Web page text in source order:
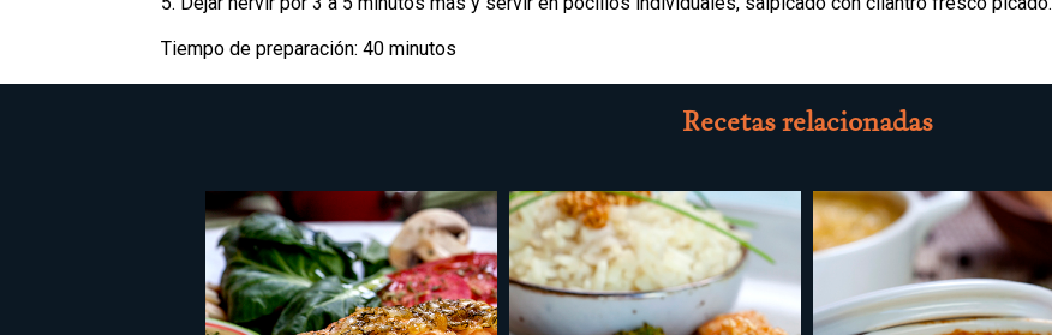
Tiempo de preparación: 40 minutos
Recetas relacionadas